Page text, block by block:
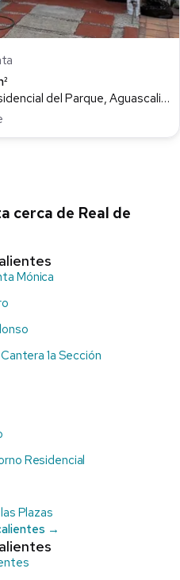
Circuito De La Higuera 139, Residencial del Parque, Aguascalientes
cerca de Real de
Mónica
1a Sección
Residencial
Plazas
→